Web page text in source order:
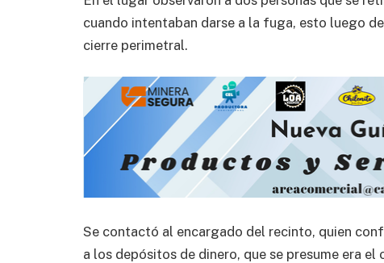
cuando intentaban darse a la fuga, esto luego
cierre perimetral.
Se contactó al encargado del recinto, quien
a los depósitos de dinero, que se presume era